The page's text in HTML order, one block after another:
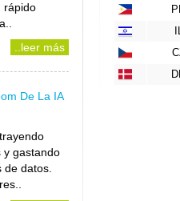
rápido
..leer más
De La IA
y gastando
de datos.